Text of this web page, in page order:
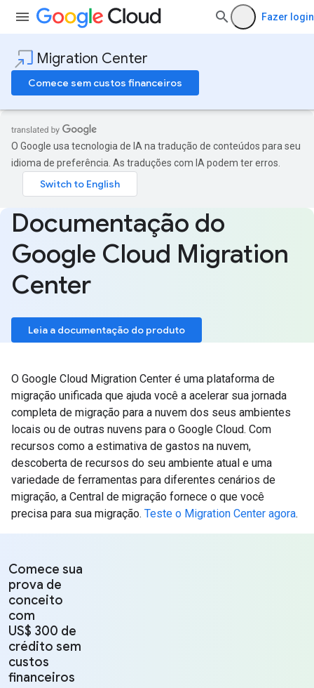
Fazer login
Migration Center
Comece sem custos financeiros
O Google usa tecnologia de IA na tradução de conteúdos para seu
idioma de preferência. As traduções com IA podem ter erros.
Documentação do
Google Cloud Migration
Center
Leia a documentação do produto
O Google Cloud Migration Center é uma plataforma de
migração unificada que ajuda você a acelerar sua jornada
completa de migração para a nuvem dos seus ambientes
locais ou de outras nuvens para o Google Cloud. Com
recursos como a estimativa de gastos na nuvem,
descoberta de recursos do seu ambiente atual e uma
variedade de ferramentas para diferentes cenários de
migração, a Central de migração fornece o que você
precisa para sua migração. Teste o Migration Center agora.
Comece sua
prova de
conceito
com
US$ 300 de
crédito sem
custos
financeiros